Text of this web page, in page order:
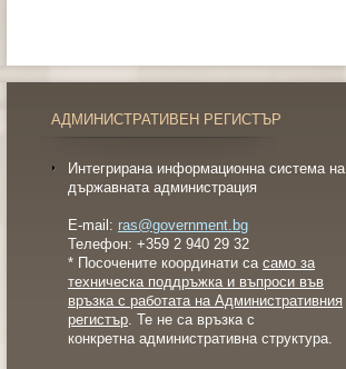
АДМИНИСТРАТИВЕН РЕГИСТЪР
Интегрирана информационна система на
държавната администрация
E-mail: ras@government.bg
Телефон: +359 2 940 29 32
* Посочените координати са само за
техническа поддръжка и въпроси във
връзка с работата на Административния
регистър. Те не са връзка с
конкретна административна структура.